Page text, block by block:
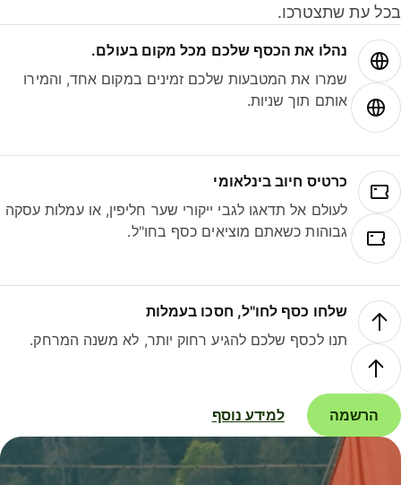
עת שתצטרכו.
נהלו את הכסף שלכם מכל מקום בעולם.
שמרו את המטבעות שלכם זמינים במקום אחד, והמירו
אותם תוך שניות.
כרטיס חיוב בינלאומי
לעולם אל תדאגו לגבי ייקורי שער חליפין, או עמלות עסקה
גבוהות כשאתם מוציאים כסף בחו"ל.
שלחו כסף לחו"ל, חסכו בעמלות
תנו לכסף שלכם להגיע רחוק יותר, לא משנה המרחק.
הרשמה למידע נוסף